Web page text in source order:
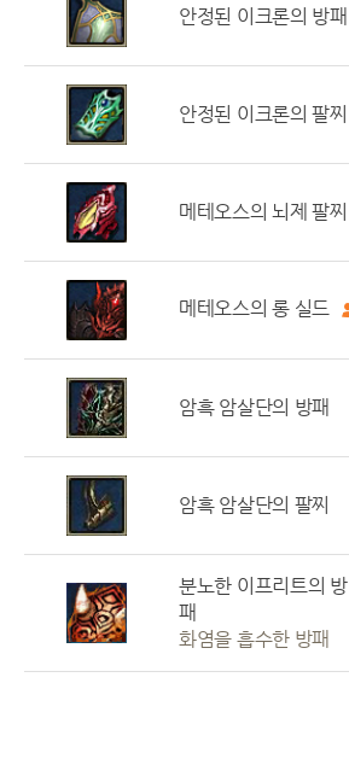
안정된 이크론의 방패
안정된 이크론의 팔찌
메테오스의 뇌제 팔찌
메테오스의 롱 실드
암흑 암살단의 방패
암흑 암살단의 팔찌
분노한 이프리트의 방
패
화염을 흡수한 방패